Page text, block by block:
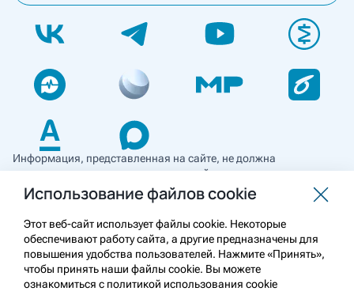
Информация, представленная на сайте, не должна
использоваться для самостоятельной диагностики и лечения
и не может служить заменой очной консультации врача. Перед
применением необходимо ознакомиться
с противопоказаниями препарата. Информация
о лекарственных средствах рецептурного отпуска
предназначена для медицинских и фармацевтических
работников.
Использование файлов cookie
Этот веб-сайт использует файлы cookie. Некоторые
обеспечивают работу сайта, а другие предназначены для
повышения удобства пользователей. Нажмите «Принять»,
чтобы принять наши файлы cookie. Вы можете
ознакомиться с политикой использования cookie